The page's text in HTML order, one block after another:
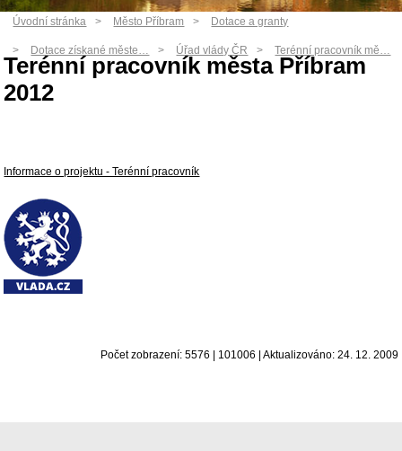
Úvodní stránka Město Příbram Dotace a granty
Dotace získané měste… Úřad vlády ČR Terénní pracovník mě…
Terénní pracovník města Příbram
2012
Informace o projektu - Terénní pracovník
Počet zobrazení: 5576 | 101006 | Aktualizováno: 24. 12. 2009